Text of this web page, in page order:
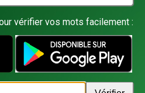
vérifier vos mots facilement :